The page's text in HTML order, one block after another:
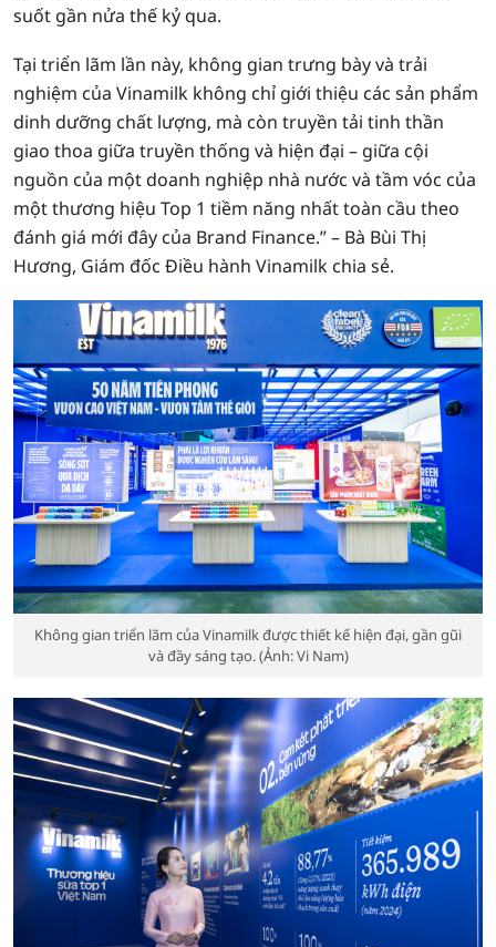
suốt gần nửa thế kỷ qua.
Tại triển lãm lần này, không gian trưng bày và trải
nghiệm của Vinamilk không chỉ giới thiệu các sản phẩm
dinh dưỡng chất lượng, mà còn truyền tải tinh thần
giao thoa giữa truyền thống và hiện đại – giữa cội
nguồn của một doanh nghiệp nhà nước và tầm vóc của
một thương hiệu Top 1 tiềm năng nhất toàn cầu theo
đánh giá mới đây của Brand Finance.” – Bà Bùi Thị
Hương, Giám đốc Điều hành Vinamilk chia sẻ.
Không gian triển lãm của Vinamilk được thiết kế hiện đại, gần gũi
và đầy sáng tạo. (Ảnh: Vi Nam)